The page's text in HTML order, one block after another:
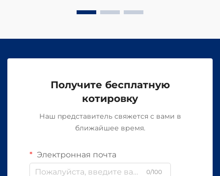
Получите бесплатную
котировку
Наш представитель свяжется с вами в
ближайшее время.
Электронная почта
0/100